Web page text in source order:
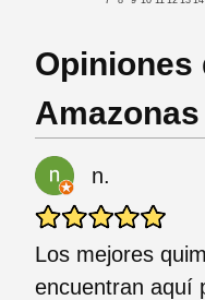
Opiniones
Amazonas
n.
Los mejores
encuentran aquí